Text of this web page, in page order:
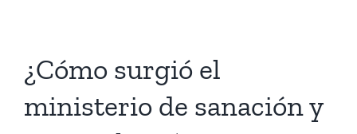
Buscar
¿Cómo surgió el
ministerio de sanación y